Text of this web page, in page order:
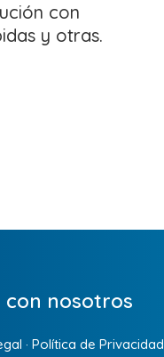
con
y otras.
con nosotros
· Política de Privacidad